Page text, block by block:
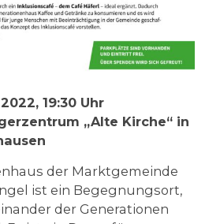
19:30 Uhr
„Alte Kirche“ in
der Marktgemeinde
ist ein Begegnungsort,
der Generationen